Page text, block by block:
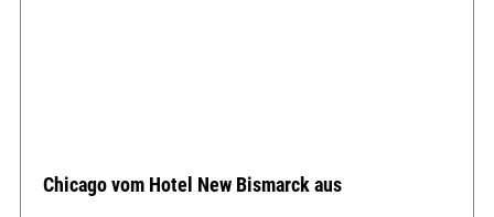
Chicago vom Hotel New Bismarck aus